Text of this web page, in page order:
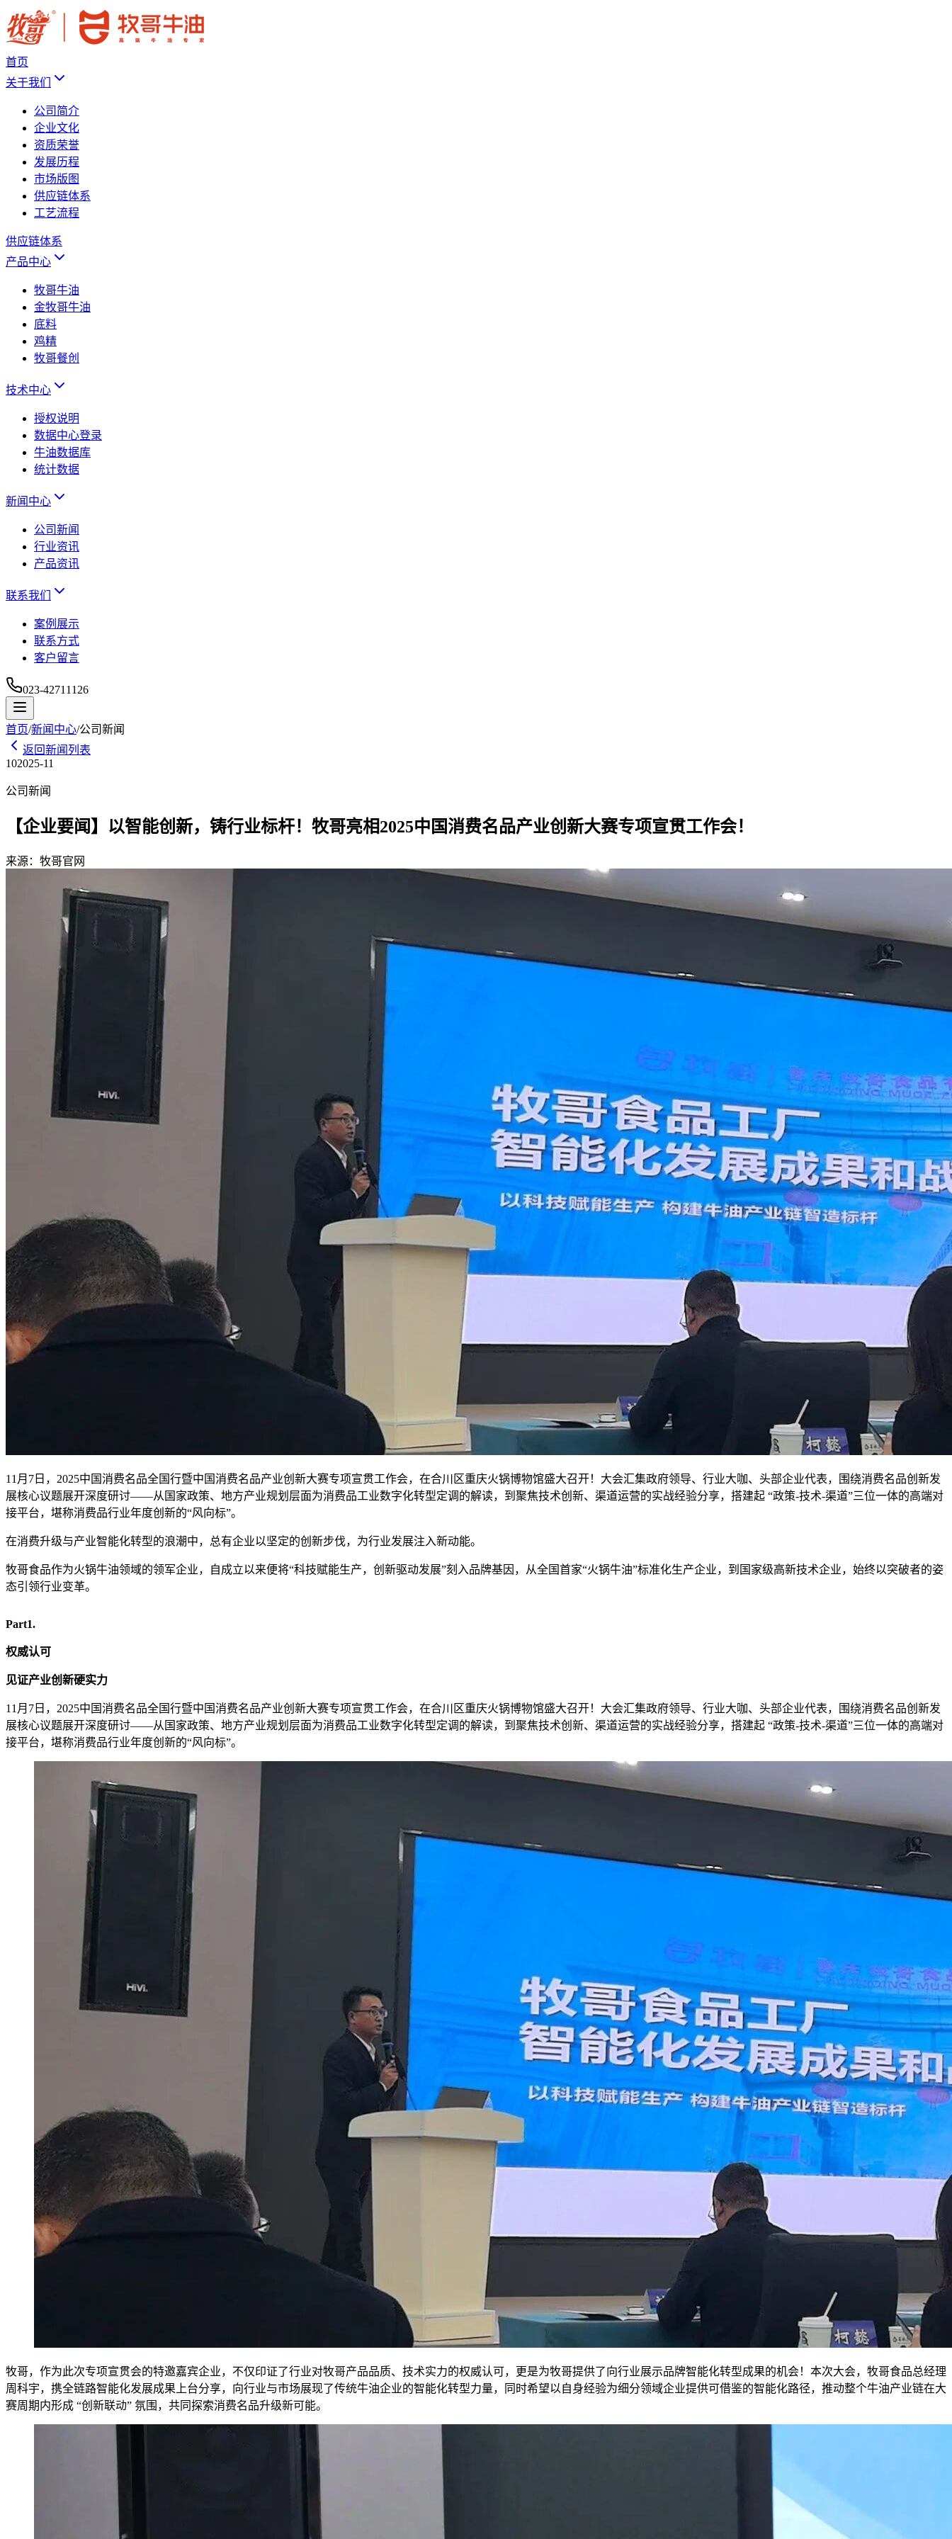
首页
关于我们
公司简介
企业文化
资质荣誉
发展历程
市场版图
供应链体系
工艺流程
供应链体系
产品中心
牧哥牛油
金牧哥牛油
底料
鸡精
牧哥餐创
技术中心
授权说明
数据中心登录
牛油数据库
统计数据
新闻中心
公司新闻
行业资讯
产品资讯
联系我们
案例展示
联系方式
客户留言
023-42711126
首页/新闻中心/公司新闻
返回新闻列表
102025-11
公司新闻
【企业要闻】以智能创新，铸行业标杆！牧哥亮相2025中国消费名品产业创新大赛专项宣贯工作会！
来源： 牧哥官网
11月7日，2025中国消费名品全国行暨中国消费名品产业创新大赛专项宣贯工作会，在合川区重庆火锅博物馆盛大召开！大会汇集政府领导、行业大咖、头部企业代表，围绕消费名品创新发
展核心议题展开深度研讨——从国家政策、地方产业规划层面为消费品工业数字化转型定调的解读，到聚焦技术创新、渠道运营的实战经验分享，搭建起 “政策-技术-渠道”三位一体的高端对
接平台，堪称消费品行业年度创新的“风向标”。
在消费升级与产业智能化转型的浪潮中，总有企业以坚定的创新步伐，为行业发展注入新动能。
牧哥食品作为火锅牛油领域的领军企业，自成立以来便将“科技赋能生产，创新驱动发展”刻入品牌基因，从全国首家“火锅牛油”标准化生产企业，到国家级高新技术企业，始终以突破者的姿
态引领行业变革。
Part1.
权威认可
见证产业创新硬实力
11月7日，2025中国消费名品全国行暨中国消费名品产业创新大赛专项宣贯工作会，在合川区重庆火锅博物馆盛大召开！大会汇集政府领导、行业大咖、头部企业代表，围绕消费名品创新发
展核心议题展开深度研讨——从国家政策、地方产业规划层面为消费品工业数字化转型定调的解读，到聚焦技术创新、渠道运营的实战经验分享，搭建起 “政策-技术-渠道”三位一体的高端对
接平台，堪称消费品行业年度创新的“风向标”。
牧哥，作为此次专项宣贯会的特邀嘉宾企业，不仅印证了行业对牧哥产品品质、技术实力的权威认可，更是为牧哥提供了向行业展示品牌智能化转型成果的机会！本次大会， 牧哥食品总经理
周科宇，携全链路智能化发展成果上台分享，向行业与市场展现了传统牛油企业的智能化转型力量，同时希望以自身经验为细分领域企业提供可借鉴的智能化路径，推动整个牛油产业链在大
赛周期内形成 “创新联动” 氛围，共同探索消费名品升级新可能。